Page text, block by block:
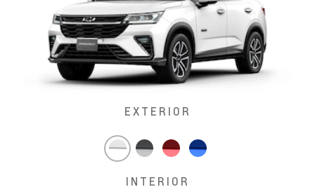
EXTERIOR
INTERIOR